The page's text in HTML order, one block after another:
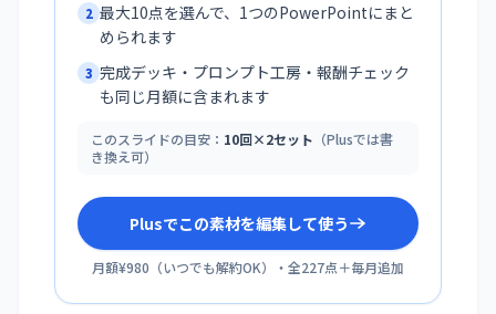
2 最大10点を選んで、1つのPowerPointにまと
められます
3 完成デッキ・プロンプト工房・報酬チェック
も同じ月額に含まれます
このスライドの目安： 10回×2セット （Plusでは書
き換え可）
Plusでこの素材を編集して使う
月額¥980 （いつでも解約OK）・全227点＋毎月追加